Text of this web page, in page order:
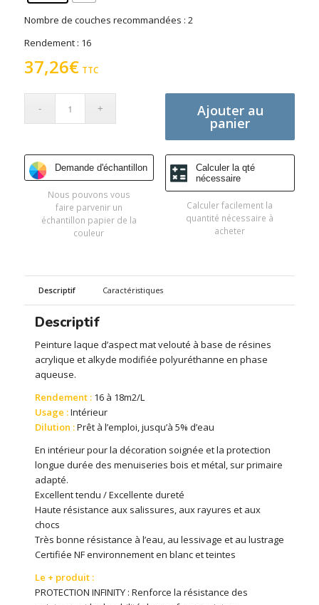
Nombre de couches recommandées : 2
Rendement : 16
37,26€ TTC
Ajouter au
panier
Demande d'échantillon
Nous pouvons vous
faire parvenir un
échantillon papier de la
couleur
Calculer la qté
nécessaire
Calculer facilement la
quantité nécessaire à
acheter
Descriptif Caractéristiques
Descriptif
Peinture laque d’aspect mat velouté à base de résines
acrylique et alkyde modifiée polyuréthanne en phase
aqueuse.
Rendement :16 à 18m2/L
Usage :Intérieur
Dilution :Prêt à l’emploi, jusqu’à 5% d’eau
En intérieur pour la décoration soignée et la protection
longue durée des menuiseries bois et métal, sur primaire
adapté.
Excellent tendu / Excellente dureté
Haute résistance aux salissures, aux rayures et aux
chocs
Très bonne résistance à l’eau, au lessivage et au lustrage
Certifiée NF environnement en blanc et teintes
Le + produit :
PROTECTION INFINITY : Renforce la résistance des